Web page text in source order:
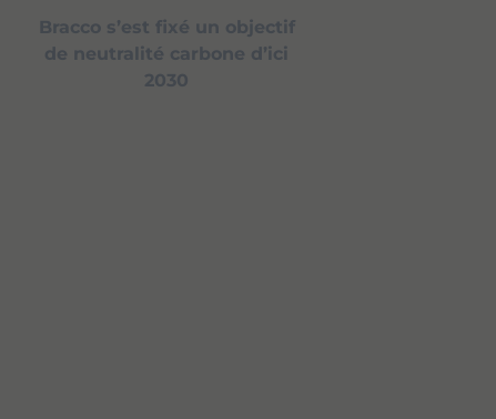
Bracco s’est fixé un objectif
de neutralité carbone d’ici
2030